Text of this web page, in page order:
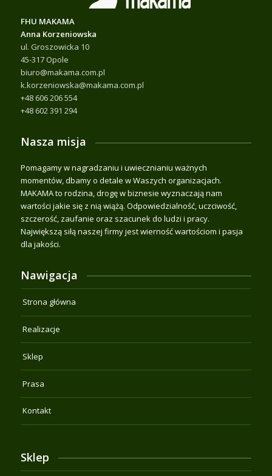
FHU MAKAMA
Anna Korzeniowska
ul. Groszowicka 10
45-317 Opole
biuro@makama.com.pl
k.korzeniowska@makama.com.pl
+48 606 206 554
+48 602 391 294
Nasza misja
Pomagamy w nagradzaniu i uwiecznianiu ważnych
momentów, dbamy o detale w Waszych organizacjach.
MAKAMA to rodzina, drogę w biznesie wyznaczają nam
wartości jakie się z nią wiążą. Odpowiedzialność, uczciwość,
szczerość, zaufanie oraz szacunek do ludzi i pracy.
Największą siłą naszej firmy jest wierność wartościom i pasja
dla jakości.
Nawigacja
Strona główna
Realizacje
Sklep
Prasa
Kontakt
Sklep